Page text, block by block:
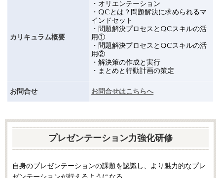
カリキュラム概要
・オリエンテーション
・ QCとは？問題解決に求められるマ
インドセット
・問題解決プロセスと QCスキルの活
用①
・問題解決プロセスと QCスキルの活
用②
・解決策の作成と実行
・まとめと行動計画の策定
お問合せ お問合せはこちらへ
プレゼンテーション力強化研修
自身のプレゼンテーションの課題を認識し、より魅力的なプレ